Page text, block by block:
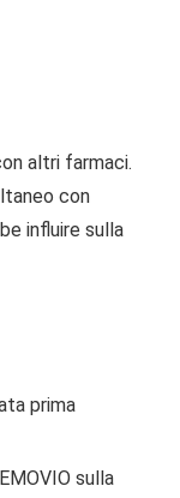
altri farmaci.
con
influire sulla
prima
sulla